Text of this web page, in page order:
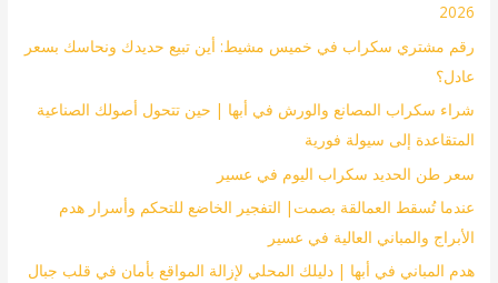
2026
رقم مشتري سكراب في خميس مشيط: أين تبيع حديدك ونحاسك بسعر
عادل؟
شراء سكراب المصانع والورش في أبها | حين تتحول أصولك الصناعية
المتقاعدة إلى سيولة فورية
سعر طن الحديد سكراب اليوم في عسير
عندما تُسقط العمالقة بصمت| التفجير الخاضع للتحكم وأسرار هدم
الأبراج والمباني العالية في عسير
هدم المباني في أبها | دليلك المحلي لإزالة المواقع بأمان في قلب جبال